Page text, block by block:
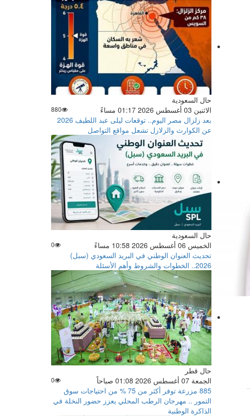
حال السعودية
الاثنين 03 أغسطس 2026 01:17 مساءً
880
بعد زلزال مصر اليوم.. توقعات ليلى عبد اللطيف 2026
عن الكوارث والزلازل تشعل مواقع التواصل
حال السعودية
الخميس 06 أغسطس 2026 10:58 مساءً
0
تحديث العنوان الوطني في البريد السعودي (سبل)
2026.. الخطوات والشروط وأهم الأسئلة
حال قطر
الجمعة 07 أغسطس 2026 01:08 صباحاً
0
885 مزرعة توفر أكثر من 75 % من احتياجات سوق
التمور .. مهرجان الرطب المحلي يعزز حضور النخلة في
الذاكرة الوطنية